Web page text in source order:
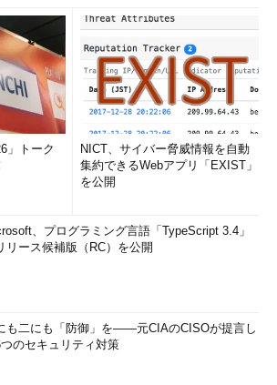
というサイズは、オプション部も含めたIP
にさらに若干の余裕を加えたものとして
つまり、TCP/IPネットワークを構築するた
トワーク機器は、このサイズの最低MTU
テーションを起こすことなく処理できなけ
うと、これより大きなサイズのIPパケット
るということでもある。
たIPパケットは、フラグメント化された状
にあて先にまで届けられる。これらのフラ
て元のIPパケットに戻すのは、次図のよう
タの仕事である。
」トーク
NICT、サイバー脅威情報を自動
集約できるWebアプリ「EXIST」
を公開
、プログラミング言語「TypeScript 3.4」
リース候補版（RC）を公開
も二にも「防御」を――元CIAのCISOが提言し
のセキュリティ対策